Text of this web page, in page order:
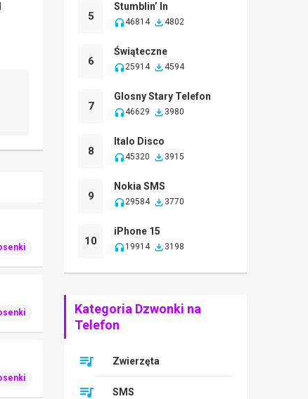
5
Stumblin’ In
46814 4802
6
Świąteczne
25914 4594
7
Glosny Stary Telefon
46629 3980
8
Italo Disco
45320 3915
9
Nokia SMS
29584 3770
10
iPhone 15
19914 3198
Kategoria Dzwonki na
Telefon
Zwierzęta
SMS